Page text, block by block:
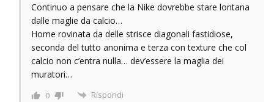
Continuo a pensare che la Nike dovrebbe stare lontana
dalle maglie da calcio…
Home rovinata da delle strisce diagonali fastidiose,
seconda del tutto anonima e terza con texture che col
calcio non c’entra nulla… dev’essere la maglia dei
muratori…
0 Rispondi